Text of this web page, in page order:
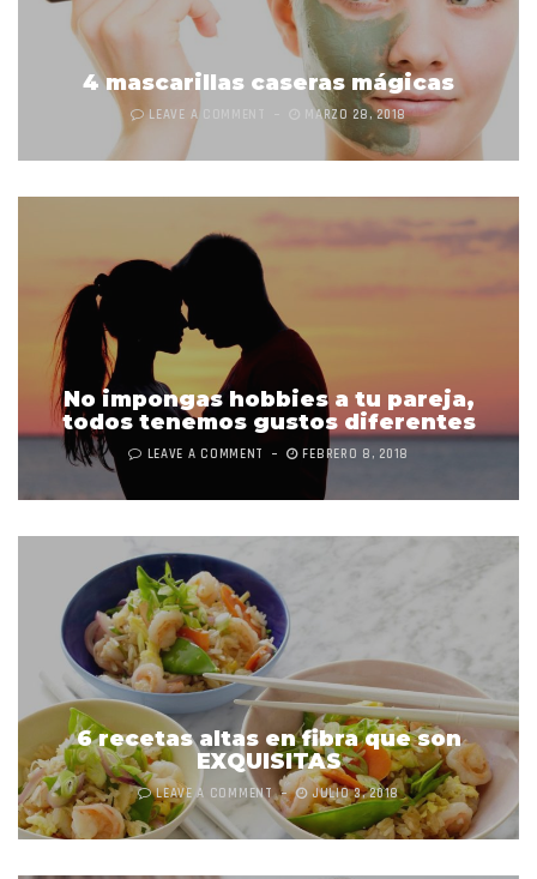
4 mascarillas caseras mágicas
LEAVE A COMMENT MARZO 28, 2018
No impongas hobbies a tu pareja,
todos tenemos gustos diferentes
LEAVE A COMMENT FEBRERO 8, 2018
6 recetas altas en fibra que son
EXQUISITAS
LEAVE A COMMENT JULIO 3, 2018